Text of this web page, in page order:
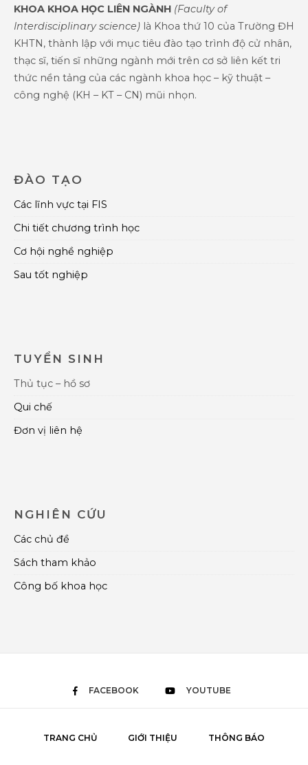
KHOA KHOA HỌC LIÊN NGÀNH (Faculty of
Interdisciplinary science) là Khoa thứ 10 của Trường ĐH
KHTN, thành lập với mục tiêu đào tạo trình độ cử nhân,
thạc sĩ, tiến sĩ những ngành mới trên cơ sở liên kết tri
thức nền tảng của các ngành khoa học – kỹ thuật –
công nghệ (KH – KT – CN) mũi nhọn.
ĐÀO TẠO
Các lĩnh vực tại FIS
Chi tiết chương trình học
Cơ hội nghề nghiệp
Sau tốt nghiệp
TUYỂN SINH
Thủ tục – hồ sơ
Qui chế
Đơn vị liên hệ
NGHIÊN CỨU
Các chủ đề
Sách tham khảo
Công bố khoa học
FACEBOOK YOUTUBE
TRANG CHỦ GIỚI THIỆU THÔNG BÁO